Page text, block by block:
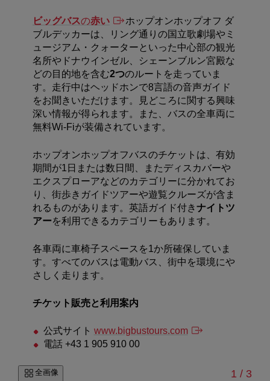
ビッグバスの赤い
ホップオンホップオフ ダ
ブルデッカーは、リング通りの国立歌劇場やミ
ュージアム・クォーターといった中心部の観光
名所やドナウインゼル、シェーンブルン宮殿な
どの目的地を含む2つのルートを走っていま
す。 走行中はヘッドホンで8言語の音声ガイド
をお聞きいただけます。見どころに関する興味
深い情報が得られます。
また、バスの全車両に
無料Wi-Fiが装備されています。
ホップオンホップオフバスのチケットは、有効
期間が1日または数日間、またディスカバーや
エクスプローアなどのカテゴリーに分かれてお
り、街歩きガイドツアーや遊覧クルーズが含ま
れるものがあります。英語ガイド付きナイトツ
アーを利用できるカテゴリーもあります。
各車両に車椅子スペースを1か所確保していま
す。 すべてのバスは電動バス、街中を環境にや
さしく走ります。
チケット販売と利用案内
公式サイト www.bigbustours.com
電話 +43 1 905 910 00
全画像 1 // 3